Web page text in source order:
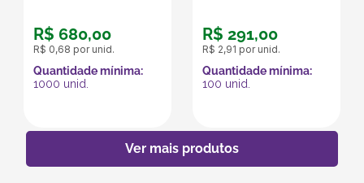
R$ 680,00
R$ 0,68 por unid.
Quantidade mínima:
1000 unid.
R$ 291,00
R$ 2,91 por unid.
Quantidade mínima:
100 unid.